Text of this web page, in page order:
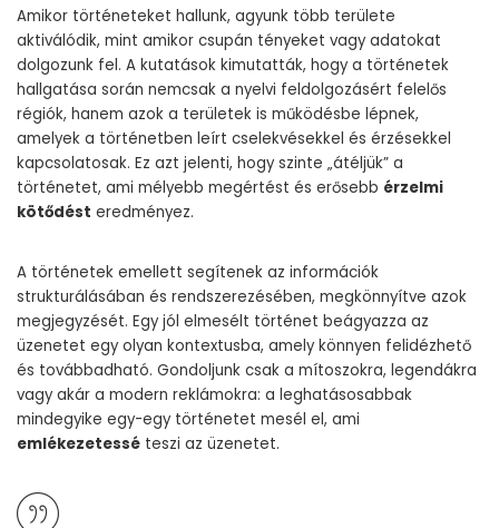
Amikor történeteket hallunk, agyunk több területe
aktiválódik, mint amikor csupán tényeket vagy adatokat
dolgozunk fel. A kutatások kimutatták, hogy a történetek
hallgatása során nemcsak a nyelvi feldolgozásért felelős
régiók, hanem azok a területek is működésbe lépnek,
amelyek a történetben leírt cselekvésekkel és érzésekkel
kapcsolatosak. Ez azt jelenti, hogy szinte „átéljük” a
történetet, ami mélyebb megértést és erősebb érzelmi
kötődést eredményez.
A történetek emellett segítenek az információk
strukturálásában és rendszerezésében, megkönnyítve azok
megjegyzését. Egy jól elmesélt történet beágyazza az
üzenetet egy olyan kontextusba, amely könnyen felidézhető
és továbbadható. Gondoljunk csak a mítoszokra, legendákra
vagy akár a modern reklámokra: a leghatásosabbak
mindegyike egy-egy történetet mesél el, ami
emlékezetessé teszi az üzenetet.